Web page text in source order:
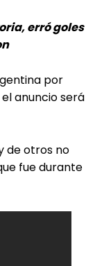
erró goles
por
anuncio será
de otros no
fue durante